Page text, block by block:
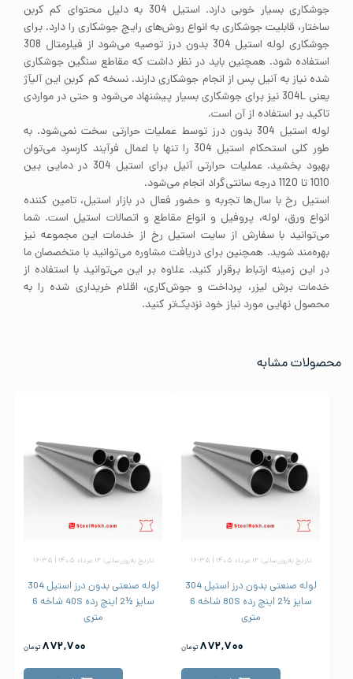
جوشکاری بسیار خوبی دارد. استیل 304 به دلیل محتوای کم کربن
ساختار، قابلیت جوشکاری به انواع روش‌های رایج جوشکاری را دارد. برای
جوشکاری لوله استیل 304 بدون درز توصیه می‌شود از فیلرمتال 308
استفاده شود. همچنین باید در نظر داشت که مقاطع سنگین جوشکاری
شده نیاز به آنیل پس از انجام جوشکاری دارند. نسخه کم کربن این آلیآژ
یعنی 304L نیز برای جوشکاری بسیار پیشنهاد می‌شود و حتی در مواردی
تاکید بر استفاده از آن است.
لوله استیل 304 بدون درز توسط عملیات حرارتی سخت نمی‌شود. به
طور کلی استحکام استیل 304 را تنها با اعمال فرآیند کارسرد می‌توان
بهبود بخشید. عملیات حرارتی آنیل برای استیل 304 در دمایی بین
1010 تا 1120 درجه سانتی‌گراد انجام می‌شود.
استیل رخ با سال‌ها تجربه و حضور فعال در بازار استیل، تامین کننده
انواع ورق، لوله، پروفیل و انواع مقاطع و اتصالات استیل است. شما
می‌توانید با سفارش از سایت استیل رخ از خدمات این مجموعه نیز
بهره‌مند شوید. همچنین برای دریافت مشاوره می‌توانید با متخصصان ما
در این زمینه ارتباط برقرار کنید. علاوه بر این می‌توانید با استفاده از
خدمات برش لیزر، پرداخت و جوش‌کاری، اقلام خریداری شده را به
محصول نهایی مورد نیاز خود نزدیک‌تر کنید.
محصولات مشابه
تاریخ به‌روزرسانی: ۱۲ مرداد ۱۴۰۵ | ۱۶:۳۵
لوله صنعتی بدون درز استیل 304
سایز ½2 اینچ رده 80S شاخه 6
متری
۸۷۲,۷۰۰ تومان
تاریخ به‌روزرسانی: ۱۲ مرداد ۱۴۰۵ | ۱۶:۳۵
لوله صنعتی بدون درز استیل 304
سایز ½2 اینچ رده 40S شاخه 6
متری
۸۷۲,۷۰۰ تومان